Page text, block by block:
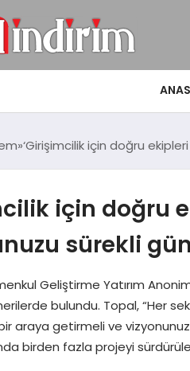
‘Girişimcilik için doğru
için doğru
sürekli
Geliştirme Yatırım
bulundu. Topal, “Her
araya getirmeli ve
birden fazla projeyi